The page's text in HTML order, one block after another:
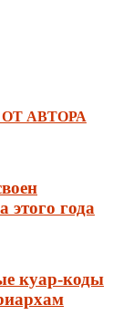
АВТОРА
этого года
куар-коды